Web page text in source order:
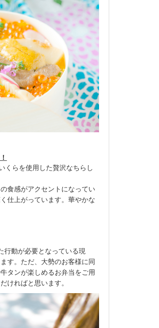
くらを使用した贅沢なちらし
食感がアクセントになってい
仕上がっています。華やかな
行動が必要となっている現
す。ただ、大勢のお客様に同
タンが楽しめるお弁当をご用
ければと思います。